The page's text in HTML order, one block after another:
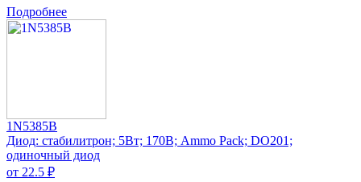
Подробнее
1N5385B
Диод: стабилитрон; 5Вт; 170В; Ammo Pack; DO201;
одиночный диод
от 22.5 ₽